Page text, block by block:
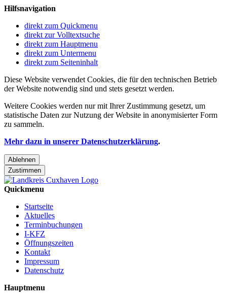
Hilfsnavigation
direkt zum Quickmenu
direkt zur Volltextsuche
direkt zum Hauptmenu
direkt zum Untermenu
direkt zum Seiteninhalt
Diese Website verwendet Cookies, die für den technischen Betrieb
der Website notwendig sind und stets gesetzt werden.
Weitere Cookies werden nur mit Ihrer Zustimmung gesetzt, um
statistische Daten zur Nutzung der Website in anonymisierter Form
zu sammeln.
Mehr dazu in unserer Datenschutzerklärung.
Ablehnen
Zustimmen
Quickmenu
Startseite
Aktuelles
Terminbuchungen
I-KFZ
Öffnungszeiten
Kontakt
Impressum
Datenschutz
Hauptmenu